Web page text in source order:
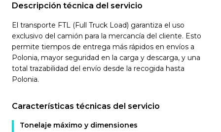
Descripción técnica del servicio
El transporte FTL (Full Truck Load) garantiza el uso
exclusivo del camión para la mercancía del cliente. Esto
permite tiempos de entrega más rápidos en envíos a
Polonia, mayor seguridad en la carga y descarga, y una
total trazabilidad del envío desde la recogida hasta
Polonia.
Características técnicas del servicio
Tonelaje máximo y dimensiones